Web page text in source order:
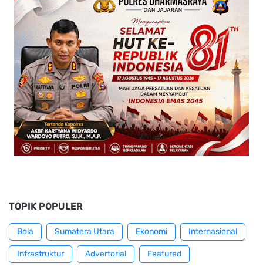
TOPIK POPULER
Bola Sumatera Utara Ekonomi Internasional
Infrastruktur Advertorial Featured